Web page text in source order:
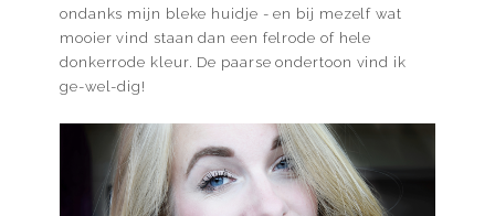
ondanks mijn bleke huidje - en bij mezelf wat
mooier vind staan dan een felrode of hele
donkerrode kleur. De paarse ondertoon vind ik
ge-wel-dig!